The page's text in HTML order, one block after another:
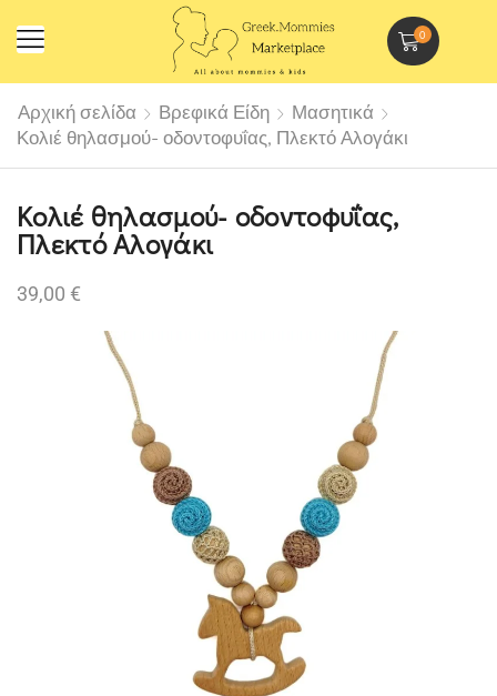
0
Αρχική σελίδα Βρεφικά Είδη
Μασητικά
Κολιέ θηλασμού- οδοντοφυΐας, Πλεκτό Αλογάκι
Κολιέ θηλασμού- οδοντοφυΐας,
Πλεκτό Αλογάκι
39,00 €